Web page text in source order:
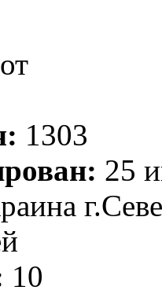
1303
25
10